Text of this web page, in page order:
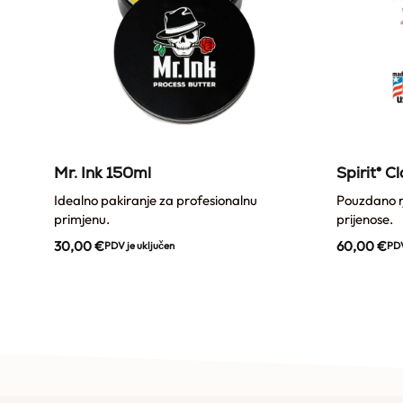
Mr. Ink 150ml
Idealno pakiranje za profesionalnu
primjenu.
30,00€PDV je uključen
Spirit®
Pouzdano
prijenose.
60,00€